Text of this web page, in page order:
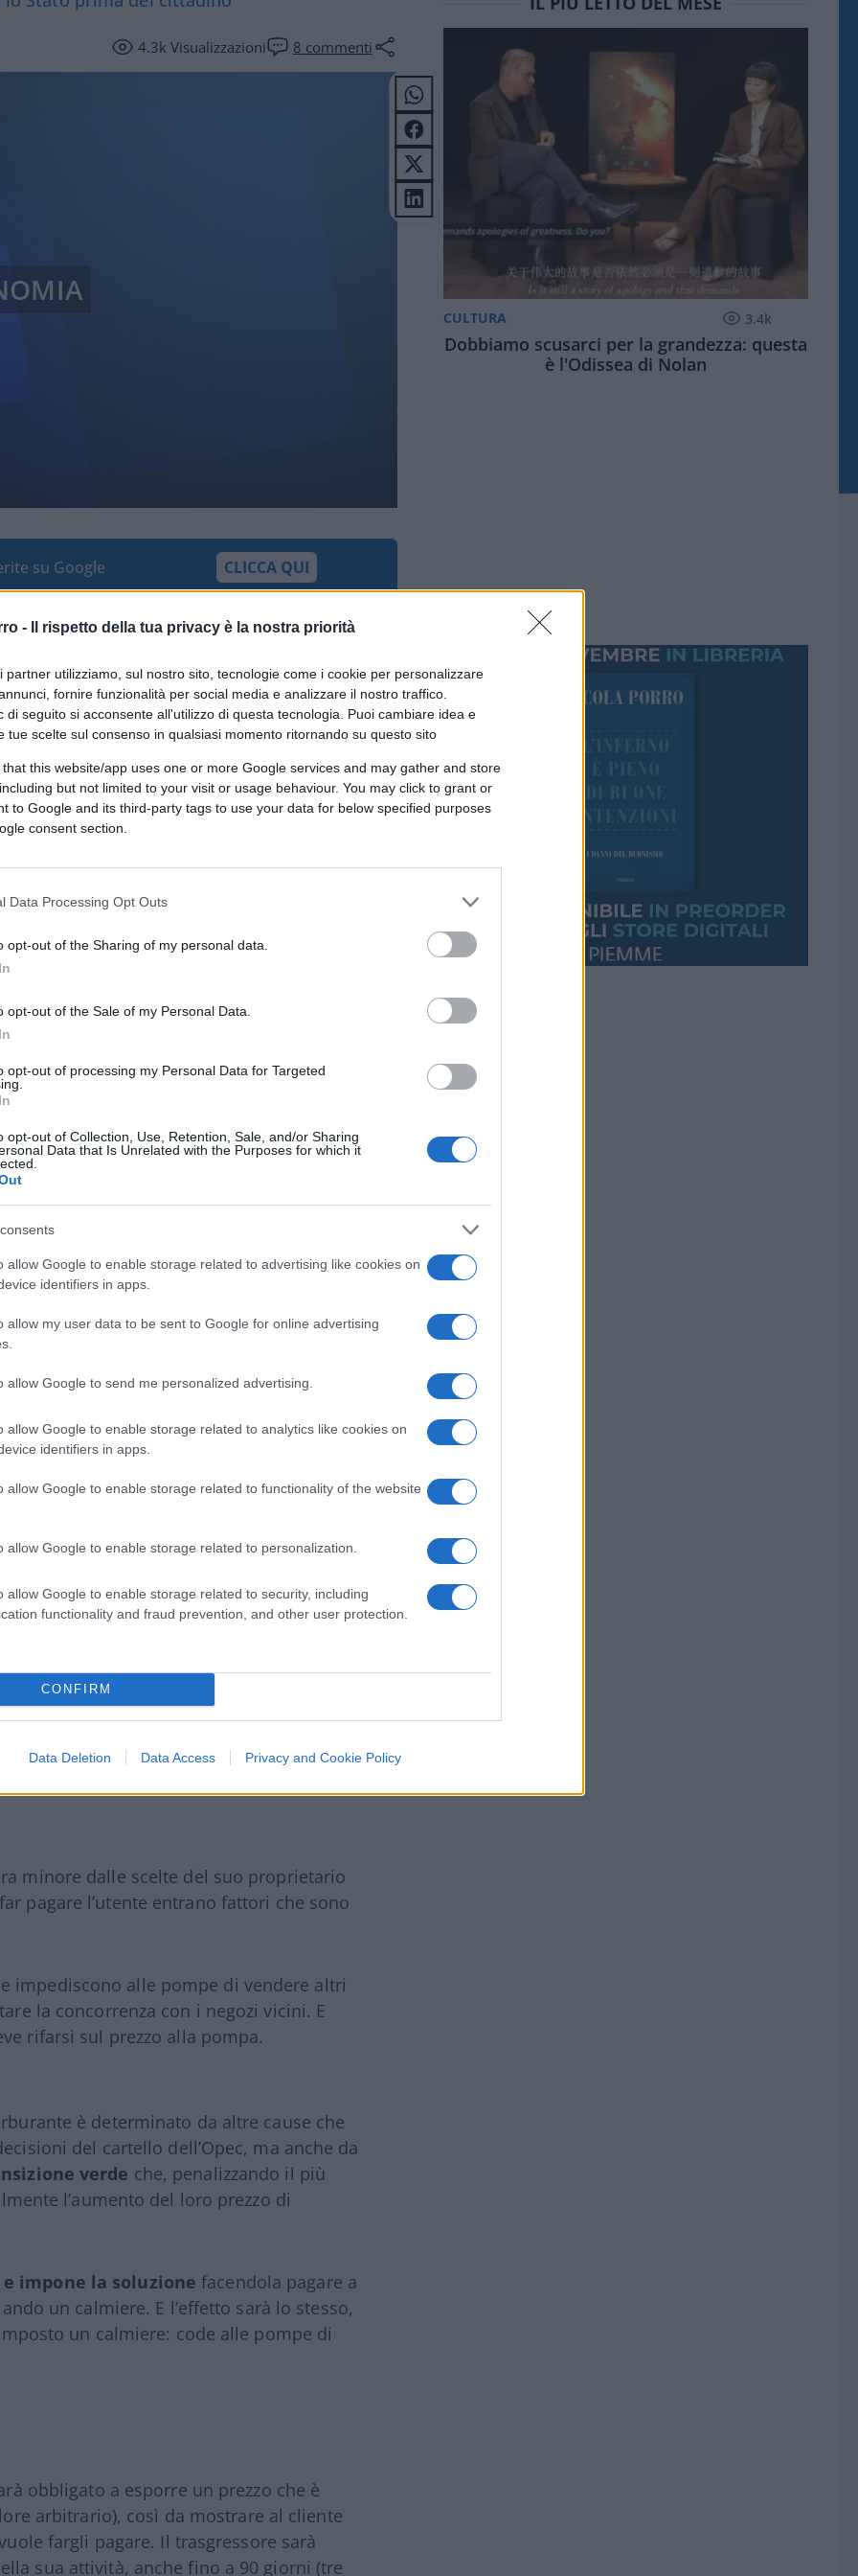
- Il rispetto della tua privacy è la nostra priorità
partner utilizziamo, sul nostro sito, tecnologie come i cookie per personalizzare
fornire funzionalità per social media e analizzare il nostro traffico.
di seguito si acconsente all'utilizzo di questa tecnologia. Puoi cambiare idea e
tue scelte sul consenso in qualsiasi momento ritornando su questo sito
that this website/app uses one or more Google services and may gather and store
but not limited to your visit or usage behaviour. You may click to grant or
to Google and its third-party tags to use your data for below specified purposes
consent section.
Data Processing Opt Outs
opt-out of the Sharing of my personal data.
opt-out of the Sale of my Personal Data.
opt-out of processing my Personal Data for Targeted
opt-out of Collection, Use, Retention, Sale, and/or Sharing
Data that Is Unrelated with the Purposes for which it
allow Google to enable storage related to advertising like cookies on
identifiers in apps.
allow my user data to be sent to Google for online advertising
allow Google to send me personalized advertising.
allow Google to enable storage related to analytics like cookies on
identifiers in apps.
allow Google to enable storage related to functionality of the website
allow Google to enable storage related to personalization.
allow Google to enable storage related to security, including
functionality and fraud prevention, and other user protection.
CONFIRM
Data Deletion Data Access Privacy and Cookie Policy
4.3k Visualizzazioni 8 commenti
su Google CLICCA QUI
nuovo governo Meloni. L’anno inizia con
delle accise sulla benzina e
“speculazione”.
le nostre auto vanno a tasse, più
infatti, le accise pesano per il 40 per
sul Gpl). Se alle accise si aggiunge
il carico sale al55 per cento sul prezzo
alla pompa di benzina
il mancato taglio della accise (quel
rinnovo dello sconto sulle accise, con
se fosse un “costo” di circa 1
, dall’opposizione, plaude alla
dovrebbe essere
dei cittadini
coperture mancano perché lo Stato
consoldi non suoi. Ricordiamolo
soldi presi dallo Stato ai cittadini.
euro già a disposizione del governo,
di risorse private prese dai cittadini che
usato dimostra come non sia
di sinistra:
mostrare che sta
Il termine “speculazione” è
benzinaio sa, molto meglio dello Stato, a
da lui e non da altri suoi
minore dalle scelte del suo proprietario
pagare l’utente entrano fattori che sono
impediscono alle pompe di vendere altri
la concorrenza con i negozi vicini. E
rifarsi sul prezzo alla pompa.
è determinato da altre cause che
del cartello dell’Opec, ma anche da
verde che, penalizzando il più
l’aumento del loro prezzo di
impone la soluzione facendola pagare a
un calmiere. E l’effetto sarà lo stesso,
un calmiere: code alle pompe di
obbligato a esporre un prezzo che è
arbitrario), così da mostrare al cliente
fargli pagare. Il trasgressore sarà
sua attività, anche fino a 90 giorni (tre
CULTURA 3.4k
Dobbiamo scusarci per la grandezza: questa
è l'Odissea di Nolan